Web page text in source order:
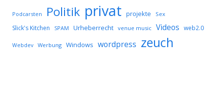
Podcarsten Politik privat projekte Sex
Slick's Kitchen SPAM Urheberrecht venue music Videos web2.0
Webdev Werbung Windows wordpress zeuch